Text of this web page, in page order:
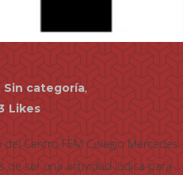
Sin categoría,
Likes
Centro FEM Colegio Mercedes
de ser una actividad lúdica para